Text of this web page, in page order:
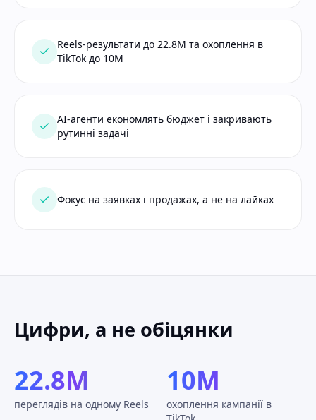
Reels-результати до 22.8M та охоплення в
TikTok до 10M
AI-агенти економлять бюджет і закривають
рутинні задачі
Фокус на заявках і продажах, а не на лайках
Цифри, а не обіцянки
22.8M
переглядів на одному Reels
10M
охоплення кампанії в